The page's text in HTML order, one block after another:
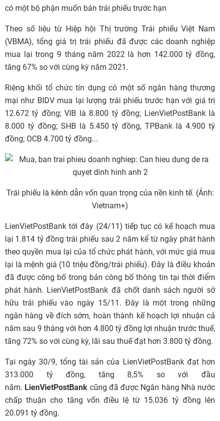
có một bộ phận muốn bán trái phiếu trước hạn
Theo số liệu từ Hiệp hội Thị trường Trái phiếu Việt Nam
(VBMA), tổng giá trị trái phiếu đã được các doanh nghiệp
mua lại trong 9 tháng năm 2022 là hơn 142.000 tỷ đồng,
tăng 67% so với cùng kỳ năm 2021.
Riêng khối tổ chức tín dụng có một số ngân hàng thương
mại như BIDV mua lại lượng trái phiếu trước hạn với giá trị
12.672 tỷ đồng; VIB là 8.800 tỷ đồng; LienVietPostBank là
8.000 tỷ đồng; SHB là 5.450 tỷ đồng, TPBank là 4.900 tỷ
đồng; OCB 4.700 tỷ đồng...
Trái phiếu là kênh dẫn vốn quan trọng của nền kinh tế. (Ảnh:
Vietnam+)
LienVietPostBank tới đây (24/11) tiếp tục có kế hoạch mua
lại 1.814 tỷ đồng trái phiếu sau 2 năm kể từ ngày phát hành
theo quyền mua lại của tổ chức phát hành, với mức giá mua
lại là mệnh giá (10 triệu đồng/trái phiếu). Đây là điều khoản
đã được công bố trong bản công bố thông tin tại thời điểm
phát hành. LienVietPostBank đã chốt danh sách người sở
hữu trái phiếu vào ngày 15/11. Đây là một trong những
ngân hàng về đích sớm, hoàn thành kế hoạch lợi nhuận cả
năm sau 9 tháng với hơn 4.800 tỷ đồng lợi nhuận trước thuế,
tăng 72% so với cùng kỳ, lãi sau thuế đạt hơn 3.800 tỷ đồng.
Tại ngày 30/9, tổng tài sản của LienVietPostBank đạt hơn
313.000 tỷ đồng, tăng 8,5% so với đầu
năm. LienVietPostBank cũng đã được Ngân hàng Nhà nước
chấp thuận cho tăng vốn điều lệ từ 15.036 tỷ đồng lên
20.091 tỷ đồng.